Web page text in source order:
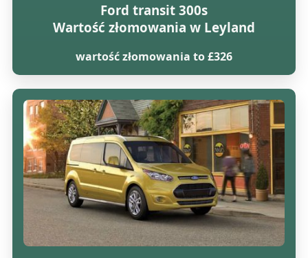
Ford transit 300s
Wartość złomowania w Leyland
wartość złomowania to £326